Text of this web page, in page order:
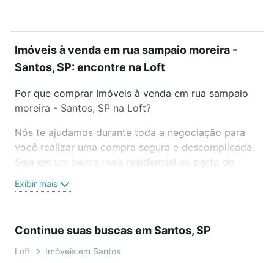
Imóveis à venda em rua sampaio moreira -
Santos, SP: encontre na Loft
Por que comprar Imóveis à venda em rua sampaio
moreira - Santos, SP na Loft?
Nós te ajudamos durante toda a negociação para
você realizar uma compra segura e descomplicada.
Seja em um bairro mais residencial ou perto do
oferta ideal de Imóveis à venda em rua sampaio
moreira - Santos, SP para conquistar seu sonho.
é grátis, sem compromisso e você ainda conta com
mais de 46 mil corretores e imobiliárias te ajudando
Exibir mais
Continue suas buscas em Santos, SP
Loft Imóveis em Santos